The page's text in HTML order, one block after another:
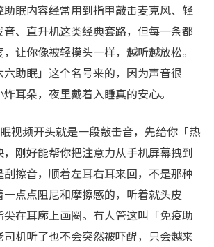
眠内容经常用到指甲敲击麦克风、轻
、直升机这类经典套路，但每一条都
让你像被轻摸头一样，越听越放松。
助眠」这个名号来的，因为声音很
耳朵，夜里戴着入睡真的安心。
视频开头就是一段敲击音，先给你「热
刚好能帮你把注意力从手机屏幕拽到
擦音，顺着左耳右耳来回，不是那种
点点阻尼和摩擦感的，听着就头皮
在耳廓上画圈。有人管这叫「免疫助
机听了也不会突然被吓醒，只会越来